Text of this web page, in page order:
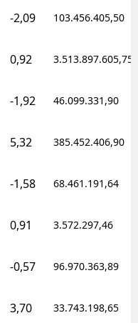
-2,09 103.456.405,50
0,92 3.513.897.605,75
-1,92 46.099.331,90
5,32 385.452.406,90
-1,58 68.461.191,64
0,91 3.572.297,46
-0,57 96.970.363,89
3,70 33.743.198,65